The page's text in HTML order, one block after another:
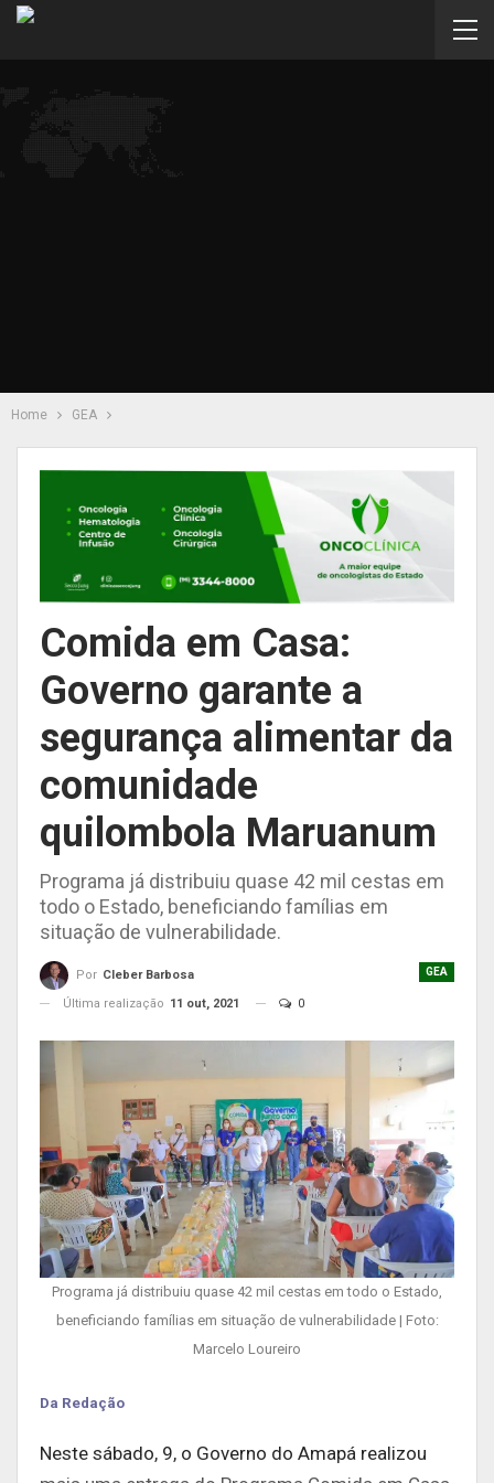
Home GEA
Comida em Casa:
Governo garante a
segurança alimentar da
comunidade
quilombola Maruanum
Programa já distribuiu quase 42 mil cestas em
todo o Estado, beneficiando famílias em
situação de vulnerabilidade.
GEA
Por Cleber Barbosa
Última realização 11 out, 2021 0
Programa já distribuiu quase 42 mil cestas em todo o Estado,
beneficiando famílias em situação de vulnerabilidade | Foto:
Marcelo Loureiro
Da Redação
Neste sábado, 9, o Governo do Amapá realizou